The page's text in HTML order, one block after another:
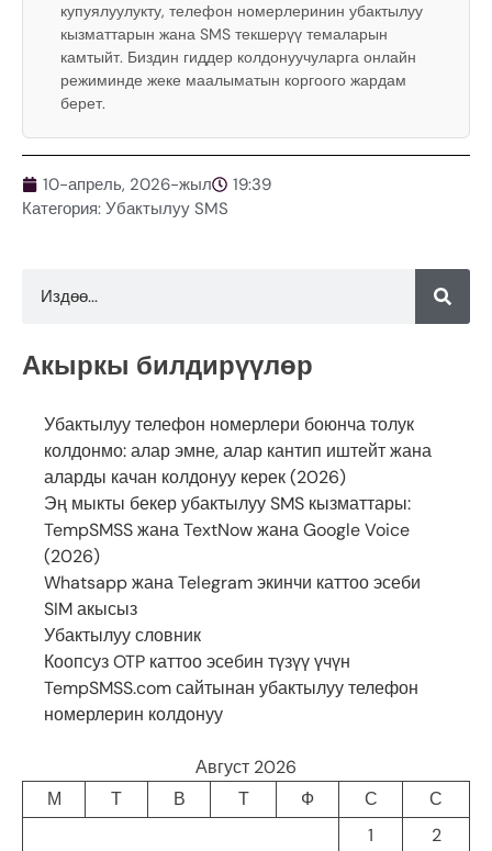
купуялуулукту, телефон номерлеринин убактылуу
кызматтарын жана SMS текшерүү темаларын
камтыйт. Биздин гиддер колдонуучуларга онлайн
режиминде жеке маалыматын коргоого жардам
берет.
10-апрель, 2026-жыл
19:39
Категория: Убактылуу SMS
Акыркы билдирүүлөр
Убактылуу телефон номерлери боюнча толук
колдонмо: алар эмне, алар кантип иштейт жана
аларды качан колдонуу керек (2026)
Эң мыкты бекер убактылуу SMS кызматтары:
TempSMSS жана TextNow жана Google Voice
(2026)
Whatsapp жана Telegram экинчи каттоо эсеби
SIM акысыз
Убактылуу словник
Коопсуз OTP каттоо эсебин түзүү үчүн
TempSMSS.com сайтынан убактылуу телефон
номерлерин колдонуу
Август 2026
М
Т В Т Ф С
С
1
2